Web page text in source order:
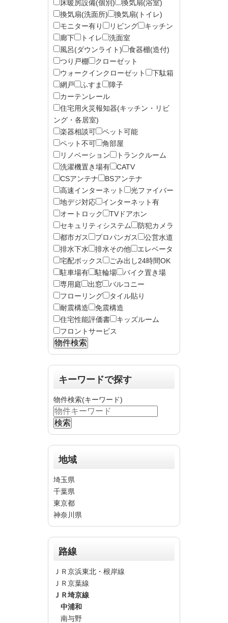
床暖房設備(個別)
換気扇(浴室)
換気扇(洗面所)
換気扇(トイレ)
モニター有り
リビング
キッチン
廊下
トイレ
洗面室
風呂(ダウンライト)
食器棚(造付)
つり戸棚
クローゼット
ウォークインクローゼット
下駄箱
網戸
ふすま
障子
カーテンレール
住宅用火災報知器(キッチン・リビ
ング・各居室)
楽器相談可
ペット可能
ペット不可
角部屋
リノベーション
トランクルーム
洗濯機置き場有
CATV
CSアンテナ
BSアンテナ
高速インターネット
光ファイバー
地デジ対応
インターネット有
オートロック
TVドアホン
セキュリティシステム
防犯カメラ
都市ガス
プロパンガス
公営水道
排水下水
排水その他
エレベータ
宅配ボックス
ごみ出し24時間OK
駐車場有
駐輪場
バイク置き場
専用庭
出窓
バルコニー
フローリング
タイル貼り
耐震構造
免震構造
住宅性能評価書
キッズルーム
フロントサービス
キーワードで探す
物件検索(キーワード)
地域
埼玉県
千葉県
東京都
神奈川県
路線
ＪＲ京浜東北・根岸線
ＪＲ京葉線
ＪＲ埼京線
中浦和
南与野